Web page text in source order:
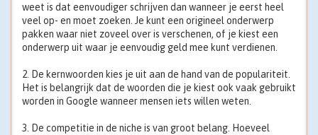
weet is dat eenvoudiger schrijven dan wanneer je eerst heel
veel op- en moet zoeken. Je kunt een origineel onderwerp
pakken waar niet zoveel over is verschenen, of je kiest een
onderwerp uit waar je eenvoudig geld mee kunt verdienen.
2. De kernwoorden kies je uit aan de hand van de populariteit.
Het is belangrijk dat de woorden die je kiest ook vaak gebruikt
worden in Google wanneer mensen iets willen weten.
3. De competitie in de niche is van groot belang. Hoeveel